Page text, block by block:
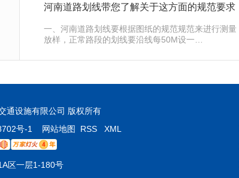
河南道路划线带您了解关于这方面的规范要求
一、河南道路划线要根据图纸的规范规范来进行测量
放样，正常路段的划线要沿线每50M设一…
通设施有限公司 版权所有
号-1 网站地图 RSS
XML
区一层1-180号